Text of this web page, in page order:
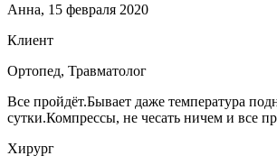
Анна, 15 февраля 2020
Клиент
Ортопед, Травматолог
Все пройдёт.Бывает даже температура
сутки.Компрессы, не чесать ничем и все
Хирург